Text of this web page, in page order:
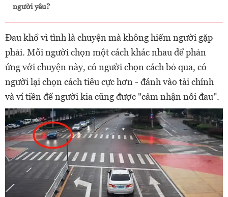
người yêu?
Đau khổ vì tình là chuyện mà không hiếm người gặp
phải. Mỗi người chọn một cách khác nhau để phản
ứng với chuyện này, có người chọn cách bỏ qua, có
người lại chọn cách tiêu cực hơn - đánh vào tài chính
và ví tiền để người kia cũng được "cảm nhận nỗi đau".